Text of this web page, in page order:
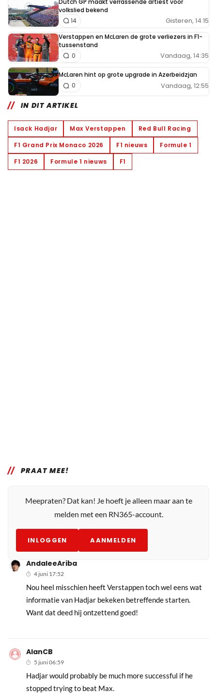
volkslied bekend
Gisteren, 14:15
14
Verstappen en McLaren de grote verliezers in F1-
tussenstand
Vandaag, 14:35
0
McLaren hint op grote upgrade in Azerbeidzjan
Vandaag, 12:55
0
IN DIT ARTIKEL
Isack Hadjar Max Verstappen
Red Bull Racing
F1 Grand Prix Monaco 2026
F1 nieuws
Formule 1
F1 2026
Formule 1 nieuws F1
PRAAT MEE!
Meepraten? Dat kan! Je hoeft je alleen maar aan te
melden met een RN365-account.
INLOGGEN AANMELDEN
AndaleeAriba
4 juni 17:52
Nou heel misschien heeft Verstappen toch wel eens wat
informatie van Hadjar bekeken betreffende starten.
Want dat deed hij ontzettend goed!
AlanCB
5 juni 06:59
Hadjar would probably be much more successful if he
stopped trying to beat Max.